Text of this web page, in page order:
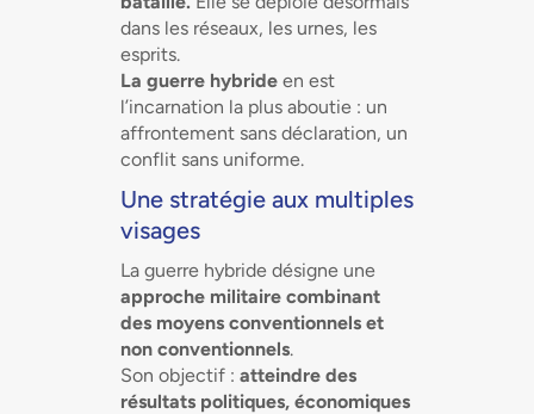
dans les réseaux, les urnes, les
esprits.
La guerre hybrideen est
l’incarnation la plus aboutie : un
affrontement sans déclaration, un
conflit sans uniforme.
Une stratégie aux multiples
visages
La guerre hybride désigne une
approche militaire combinant
des moyens conventionnels et
non conventionnels.
Son objectif : atteindre des
résultats politiques, économiques